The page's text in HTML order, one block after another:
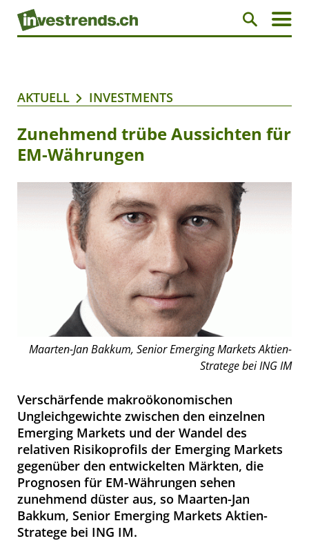
AKTUELL INVESTMENTS
Zunehmend trübe Aussichten für
EM-Währungen
Maarten-Jan Bakkum, Senior Emerging Markets Aktien-
Stratege bei ING IM
Verschärfende makroökonomischen
Ungleichgewichte zwischen den einzelnen
Emerging Markets und der Wandel des
relativen Risikoprofils der Emerging Markets
gegenüber den entwickelten Märkten, die
Prognosen für EM-Währungen sehen
zunehmend düster aus, so Maarten-Jan
Bakkum, Senior Emerging Markets Aktien-
Stratege bei ING IM.